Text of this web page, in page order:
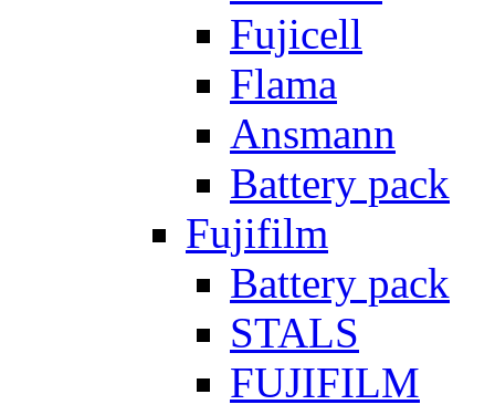
Fujicell
Flama
Ansmann
Battery pack
Fujifilm
Battery pack
STALS
FUJIFILM